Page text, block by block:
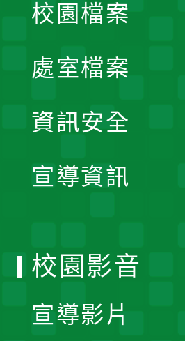
校園檔案
處室檔案
資訊安全
宣導資訊
校園影音
宣導影片